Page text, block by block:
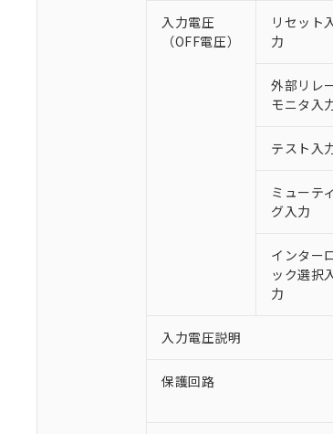
入力電圧
（OFF電圧）
リセット
力
外部リレ
モニタ入
テスト入
ミューテ
グ入力
インター
ック選択
力
入力電圧説明
保護回路
既に